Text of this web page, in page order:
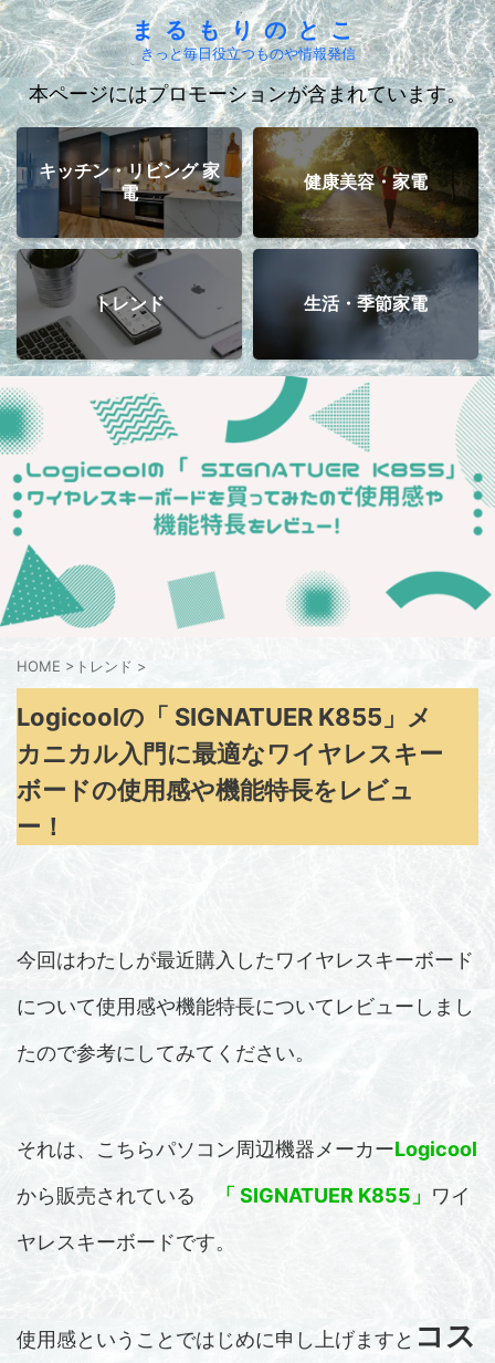
まるもりのとこ
きっと毎日役立つものや情報発信
本ページにはプロモーションが含まれています。
キッチン・リビング 家
電
健康美容・家電
トレンド 生活・季節家電
HOME > トレンド >
Logicoolの「 SIGNATUER K855」メ
カニカル入門に最適なワイヤレスキー
ボードの使用感や機能特長をレビュ
ー！
今回はわたしが最近購入したワイヤレスキーボード
について使用感や機能特長についてレビューしまし
たので参考にしてみてください。
それは、こちらパソコン周辺機器メーカーLogicool
から販売されている
「 SIGNATUER K855」 ワイ
ヤレスキーボードです。
使用感ということではじめに申し上げますと コス